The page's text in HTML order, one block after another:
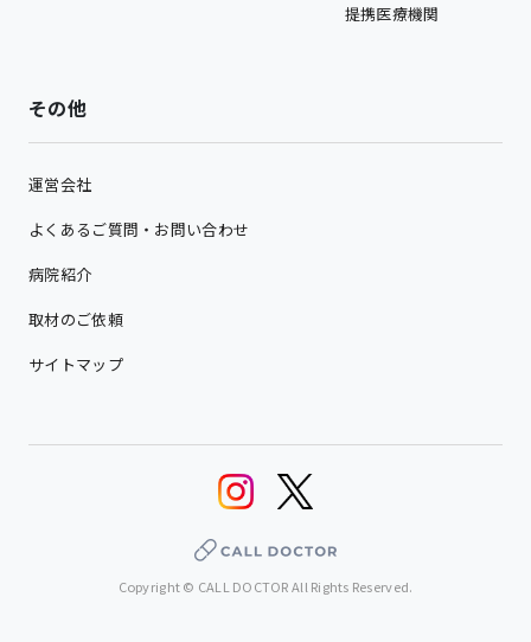
提携医療機関
その他
運営会社
よくあるご質問・お問い合わせ
病院紹介
取材のご依頼
サイトマップ
Copyright © CALL DOCTOR All Rights Reserved.